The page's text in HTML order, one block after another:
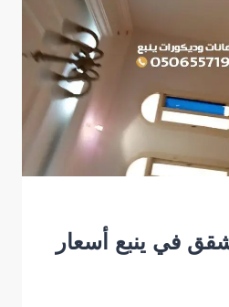
في ينبع أسعار